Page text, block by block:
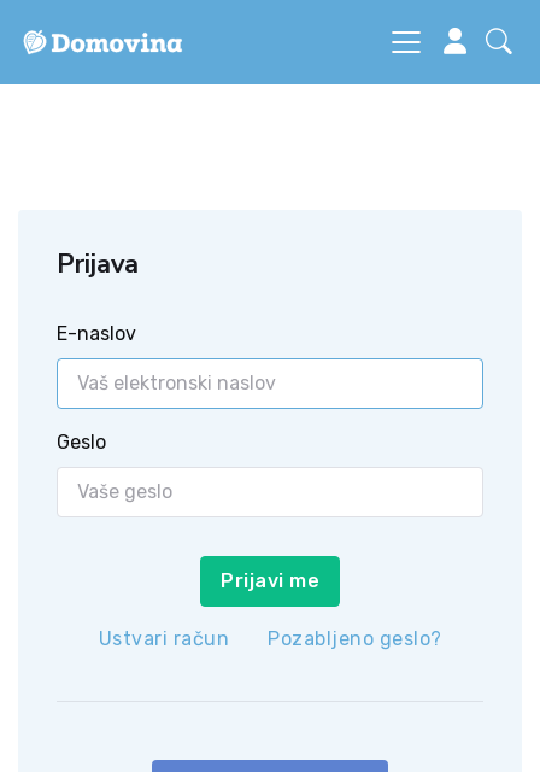
Prijava
E-naslov
Geslo
Prijavi me
Ustvari račun Pozabljeno geslo?